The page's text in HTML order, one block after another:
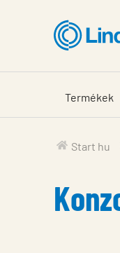
tartalomhoz
Termékek
Start hu